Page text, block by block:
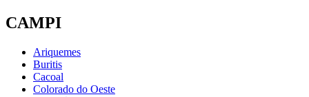
CAMPI
Ariquemes
Buritis
Cacoal
Colorado do Oeste